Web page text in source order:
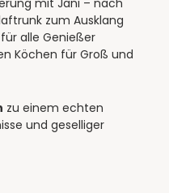
mit Jani – nach
zum Ausklang
alle Genießer
Köchen für Groß und
zu einem echten
und geselliger